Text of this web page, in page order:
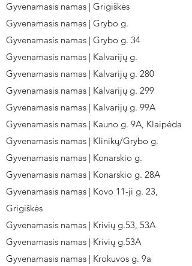
Gyvenamasis namas | Grigiškės
Gyvenamasis namas | Grybo g.
Gyvenamasis namas | Grybo g. 34
Gyvenamasis namas | Kalvarijų g.
Gyvenamasis namas | Kalvarijų g. 280
Gyvenamasis namas | Kalvarijų g. 299
Gyvenamasis namas | Kalvarijų g. 99A
Gyvenamasis namas | Kauno g. 9A, Klaipėda
Gyvenamasis namas | Klinikų/Grybo g.
Gyvenamasis namas | Konarskio g.
Gyvenamasis namas | Konarskio g. 28A
Gyvenamasis namas | Kovo 11-ji g. 23,
Grigiškės
Gyvenamasis namas | Krivių g.53, 53A
Gyvenamasis namas | Krivių g.53A
Gyvenamasis namas | Krokuvos g. 9a